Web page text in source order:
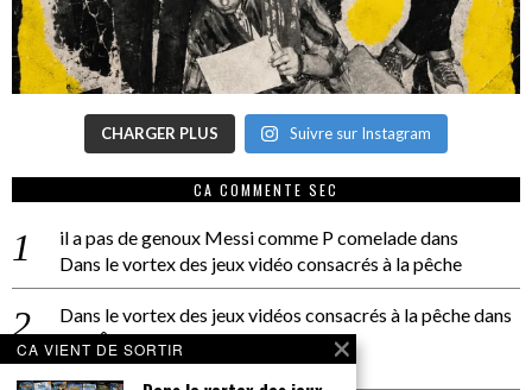
CHARGER PLUS Suivre sur Instagram
CA COMMENTE SEC
il a pas de genoux Messi comme P comeladedans
Dans le vortex des jeux vidéo consacrés à la pêche
Dans le vortex des jeux vidéos consacrés à la pêchedans
PACÔME THIELLEMENT
La séance d’Hip Gnose
CA VIENT DE SORTIR